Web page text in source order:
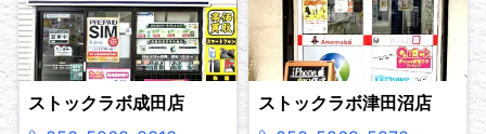
ストックラボ成田店
ストックラボ津田沼店